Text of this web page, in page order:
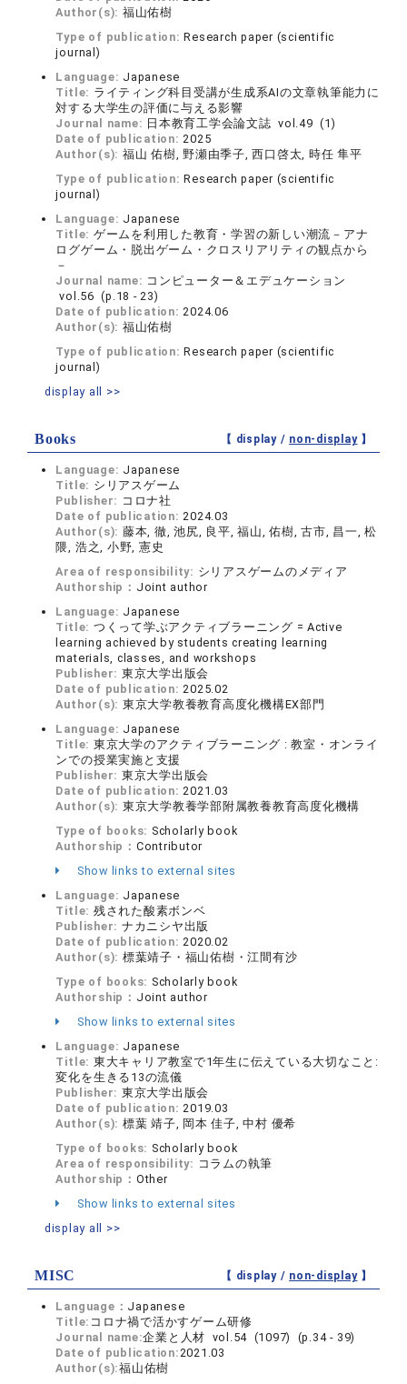
Author(s): 福山佑樹
Type of publication:Research paper (scientific
journal)
Language: Japanese
Title: ライティング科目受講が生成系AIの文章執筆能力に
対する大学生の評価に与える影響
Journal name: 日本教育工学会論文誌 vol.49 (1)
Date of publication: 2025
Author(s): 福山 佑樹, 野瀬由季子, 西口啓太, 時任 隼平
Type of publication:Research paper (scientific
journal)
Language: Japanese
Title: ゲームを利用した教育・学習の新しい潮流－アナ
ログゲーム・脱出ゲーム・クロスリアリティの観点から
－
Journal name: コンピューター＆エデュケーション
vol.56 (p.18 - 23)
Date of publication: 2024.06
Author(s): 福山佑樹
Type of publication:Research paper (scientific
journal)
display all >>
Books 【 display / non-display】
Language: Japanese
Title: シリアスゲーム
Publisher: コロナ社
Date of publication: 2024.03
Author(s): 藤本, 徹, 池尻, 良平, 福山, 佑樹, 古市, 昌一, 松
隈, 浩之, 小野, 憲史
Area of responsibility: シリアスゲームのメディア
Authorship： Joint author
Language: Japanese
Title: つくって学ぶアクティブラーニング = Active
learning achieved by students creating learning
materials, classes, and workshops
Publisher: 東京大学出版会
Date of publication: 2025.02
Author(s): 東京大学教養教育高度化機構EX部門
Language: Japanese
Title: 東京大学のアクティブラーニング : 教室・オンライ
ンでの授業実施と支援
Publisher: 東京大学出版会
Date of publication: 2021.03
Author(s): 東京大学教養学部附属教養教育高度化機構
Type of books: Scholarly book
Authorship： Contributor
Show links to external sites
Language: Japanese
Title: 残された酸素ボンベ
Publisher: ナカニシヤ出版
Date of publication: 2020.02
Author(s): 標葉靖子・福山佑樹・江間有沙
Type of books: Scholarly book
Authorship： Joint author
Show links to external sites
Language: Japanese
Title: 東大キャリア教室で1年生に伝えている大切なこと:
変化を生きる13の流儀
Publisher: 東京大学出版会
Date of publication: 2019.03
Author(s): 標葉 靖子, 岡本 佳子, 中村 優希
Type of books: Scholarly book
Area of responsibility: コラムの執筆
Authorship： Other
Show links to external sites
display all >>
MISC 【 display / non-display】
Language： Japanese
Title: コロナ禍で活かすゲーム研修
Journal name:企業と人材 vol.54 (1097) (p.34 - 39)
Date of publication: 2021.03
Author(s):福山佑樹